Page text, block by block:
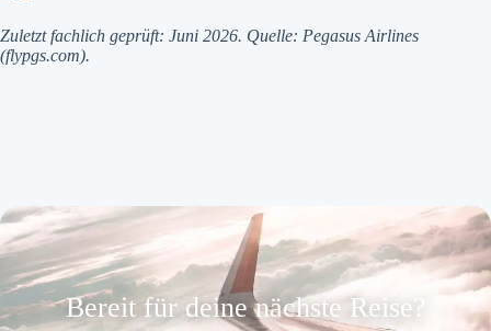
Zuletzt fachlich geprüft: Juni 2026. Quelle: Pegasus Airlines
(flypgs.com).
Bereit für deine nächste Reise?